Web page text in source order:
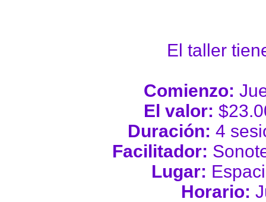
El taller
Comienzo:
El valor:
Duración: 4
Facilitador:
Lugar:
Horario: